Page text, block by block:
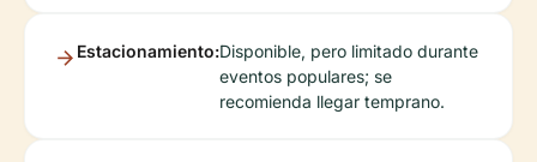
Estacionamiento:Disponible, pero limitado durante
eventos populares; se
recomienda llegar temprano.